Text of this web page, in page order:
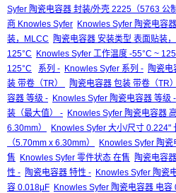
Syfer 陶瓷电容器 封装/外壳 2225（5763 公制
商 Knowles Syfer Knowles Syfer 陶瓷电容
装，MLCC
陶瓷电容器 安装类型 表面贴装
125°C
Knowles Syfer 工作温度 -55°C ~
125°C
系列 - Knowles Syfer 系列 - 陶瓷电
装 带卷（TR）
陶瓷电容器 包装 带卷（TR）
容器 等级 - Knowles Syfer 陶瓷电容器 等级 -
装（最大值） - Knowles Syfer 陶瓷电容器
6.30mm）
Knowles Syfer 大小/尺寸 0.224"
（5.70mm x 6.30mm）
Knowles Syfer 陶
售
Knowles Syfer 零件状态 在售 陶瓷电容
性 - 陶瓷电容器 特性 - Knowles Syfer 陶瓷
容 0.018μF Knowles Syfer 陶瓷电容器 电容